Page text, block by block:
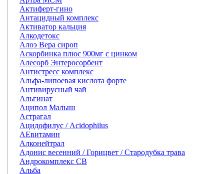
Актиферт-гино
Антацидный комплекс
Активатор кальция
Алкодетокс
Алоэ Вера сироп
Аскорбинка плюс 900мг с цинком
Алесорб Энтеросорбент
Антистресс комплекс
Альфа-липоевая кислота форте
Антивирусный чай
Альгинат
Аципол Малыш
Астрагал
Ацидофилус / Acidophilus
АЕвитамин
Алконейтрал
Адонис весенний / Горицвет / Стародубка трава
Андрокомплекс СВ
Альба